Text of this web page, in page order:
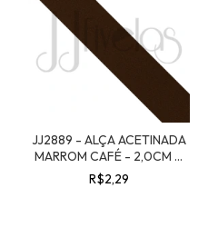
JJ2889 - ALÇA ACETINADA
MARROM CAFÉ - 2,0CM X
1,00MT
R$2,29